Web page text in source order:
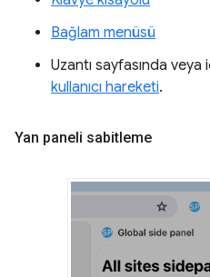
Bağlam menüsü
Uzantı sayfasında
kullanıcı hareketi.
Yan paneli sabitleme